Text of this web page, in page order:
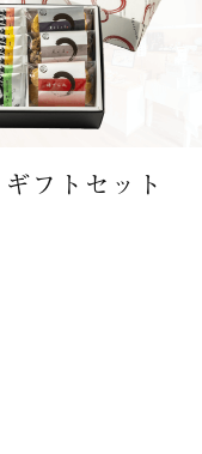
ギフトセット